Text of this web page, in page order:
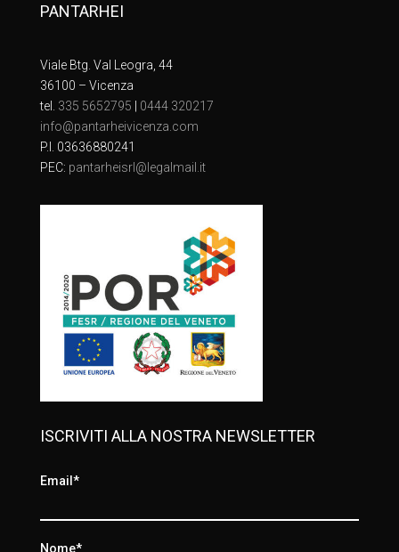
PANTARHEI
Viale Btg. Val Leogra, 44
36100 – Vicenza
tel. 335 5652795
0444 320217
info@pantarheivicenza.com
P.I. 03636880241
PEC: pantarheisrl@legalmail.it
ISCRIVITI ALLA NOSTRA NEWSLETTER
Email*
Nome*